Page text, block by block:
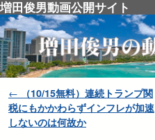
増田俊男動画公開サイト
投稿ナビゲーション
← （10/15無料）連続トランプ関
税にもかかわらずインフレが加速
しないのは何故か